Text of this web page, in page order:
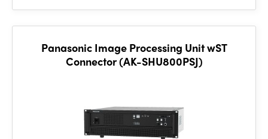
Panasonic Image Processing Unit wST
Connector (AK-SHU800PSJ)